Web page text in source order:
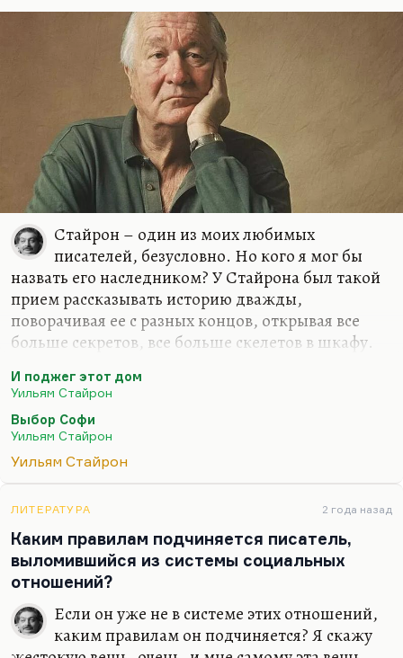
Стайрон – один из моих любимых
писателей, безусловно. Но кого я мог бы
назвать его наследником? У Стайрона был такой
прием рассказывать историю дважды,
поворачивая ее с разных концов, открывая все
больше секретов, все больше скелетов в шкафу.
этот дом», так написан «Выбор Софи», ну и
думаю, что и «Признания Ната Тернера» тоже
постепенно снимают разные слои с истории.
Кстати говоря, первый его роман «Сойди во тьму»
я прочитал недавно – скучно. Я боюсь, что он
конечно, «И поджег этот дом». Это просто
действительно высокая литература. И гениально
придуманный сюжет, и герой омерзительный
(Мэйсон), и изумительный Касс…
И поджег этот дом
Уильям Стайрон
Выбор Софи
Уильям Стайрон
Уильям Стайрон
ЛИТЕРАТУРА 2 года назад
Каким правилам подчиняется писатель,
выломившийся из системы социальных
отношений?
Если он уже не в системе этих отношений,
каким правилам он подчиняется? Я скажу